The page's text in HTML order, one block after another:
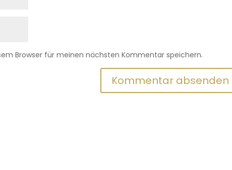
Browser für meinen nächsten Kommentar speichern.